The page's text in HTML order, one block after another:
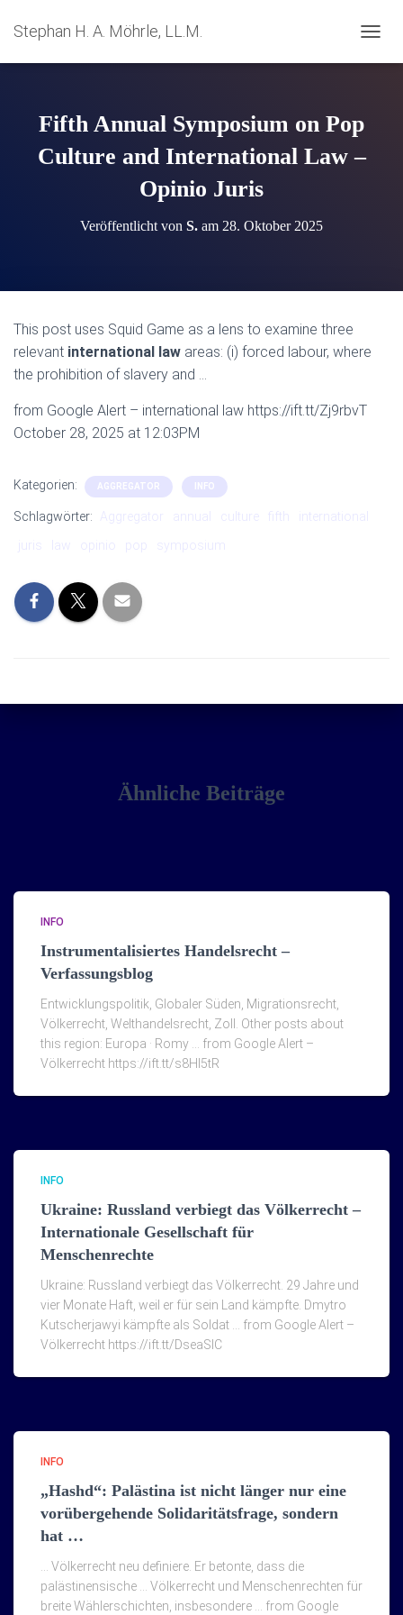
Stephan H. A. Möhrle, LL.M.
A
E
Fifth Annual Symposium on Pop
Culture and International Law –
Opinio Juris
Veröffentlicht von S. am 28. Oktober 2025
This post uses Squid Game as a lens to examine three
relevant international law areas: (i) forced labour, where
the prohibition of slavery and …
from Google Alert – international law https://ift.tt/Zj9rbvT
October 28, 2025 at 12:03PM
Kategorien: AGGREGATOR INFO
Schlagwörter: Aggregator annual culture fifth
international
juris
law opinio pop symposium
Ähnliche Beiträge
INFO
Instrumentalisiertes Handelsrecht –
Verfassungsblog
Entwicklungspolitik, Globaler Süden, Migrationsrecht,
Völkerrecht, Welthandelsrecht, Zoll. Other posts about
this region: Europa · Romy … from Google Alert –
Völkerrecht https://ift.tt/s8Hl5tR
INFO
Ukraine: Russland verbiegt das Völkerrecht –
Internationale Gesellschaft für
Menschenrechte
Ukraine: Russland verbiegt das Völkerrecht. 29 Jahre und
vier Monate Haft, weil er für sein Land kämpfte. Dmytro
Kutscherjawyi kämpfte als Soldat … from Google Alert –
Völkerrecht https://ift.tt/DseaSlC
INFO
„Hashd“: Palästina ist nicht länger nur eine
vorübergehende Solidaritätsfrage, sondern
hat …
… Völkerrecht neu definiere. Er betonte, dass die
palästinensische … Völkerrecht und Menschenrechten für
breite Wählerschichten, insbesondere … from Google